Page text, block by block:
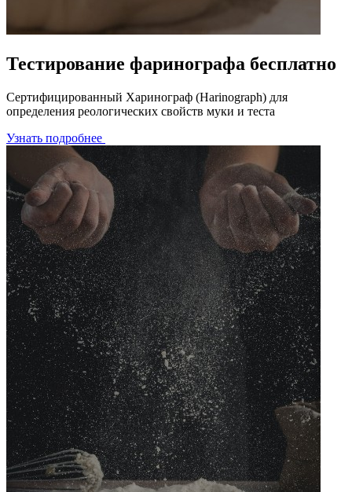
Тестирование фаринографа бесплатно
Сертифицированный Харинограф (Harinograph) для
определения реологических свойств муки и теста
Узнать подробнее